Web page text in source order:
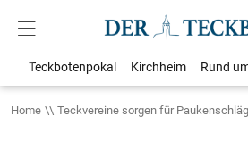
Teckbotenpokal Kirchheim Rund
Home Teckvereine sorgen für